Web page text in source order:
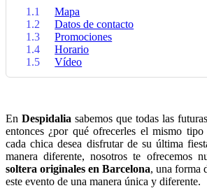
1.1
Mapa
1.2
Datos de contacto
1.3
Promociones
1.4
Horario
1.5
Vídeo
En Despidalia sabemos que todas las
entonces ¿por qué ofrecerles el mismo tipo
cada chica desea disfrutar de su última
manera diferente, nosotros te ofrecemos
soltera originales en Barcelona, una forma
este evento de una manera única y diferente.